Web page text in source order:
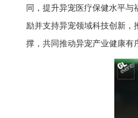
同，提升异宠医疗保健水平
励并支持异宠领域科技创新
撑，共同推动异宠产业健康有